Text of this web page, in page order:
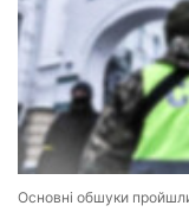
Основні обшуки